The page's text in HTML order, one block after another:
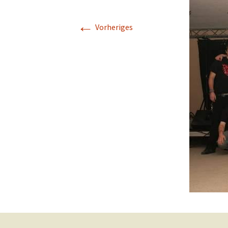
KulturZeitReise
← Vorheriges